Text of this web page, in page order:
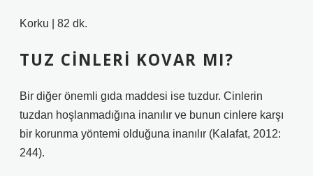
Korku | 82 dk.
TUZ CINLERI KOVAR MI?
Bir diğer önemli gıda maddesi ise tuzdur. Cinlerin
tuzdan hoşlanmadığına inanılır ve bunun cinlere karşı
bir korunma yöntemi olduğuna inanılır (Kalafat, 2012:
244).